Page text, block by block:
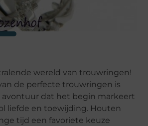
wereld van trouwringen!
de perfecte trouwringen is
dat het begin markeert
liefde en toewijding. Houten
tijd een favoriete keuze